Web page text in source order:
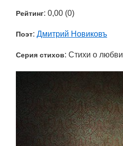
Рейтинг: 0,00 (0)
Поэт: Дмитрий Новиковъ
Серия стихов: Стихи о любви